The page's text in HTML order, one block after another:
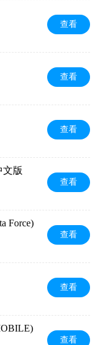
查看
查看
查看
文版
查看
Force)
查看
查看
查看